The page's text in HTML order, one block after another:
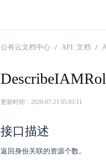
公有云文档中心 API 文档
更新时间：2026-07-21 05:03:11
接口描述
返回身份关联的资源个数。